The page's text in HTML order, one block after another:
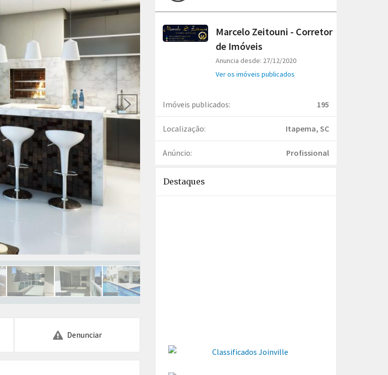
Denunciar
Marcelo Zeitouni - Corretor
de Imóveis
Anuncia desde: 27/12/2020
Ver os imóveis publicados
Imóveis publicados: 195
Localização: Itapema, SC
Anúncio: Profissional
Destaques